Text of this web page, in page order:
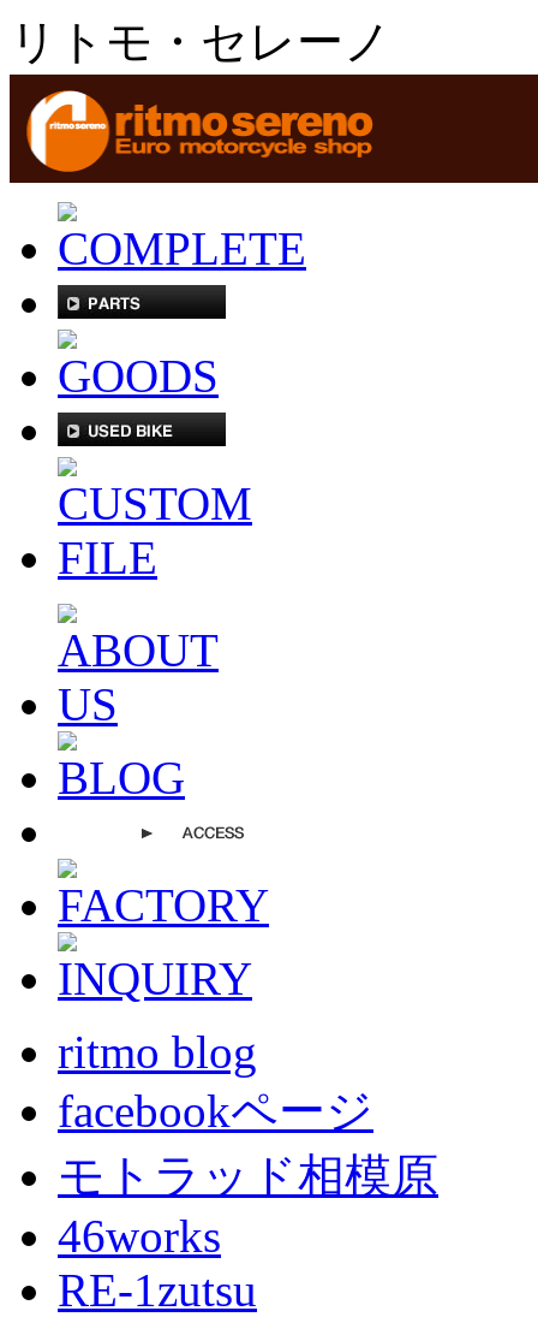
リトモ・セレーノ
ritmo blog
facebookページ
モトラッド相模原
46works
RE-1zutsu